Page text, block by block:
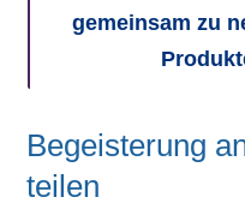
gemeinsam zu
Begeisterung
teilen